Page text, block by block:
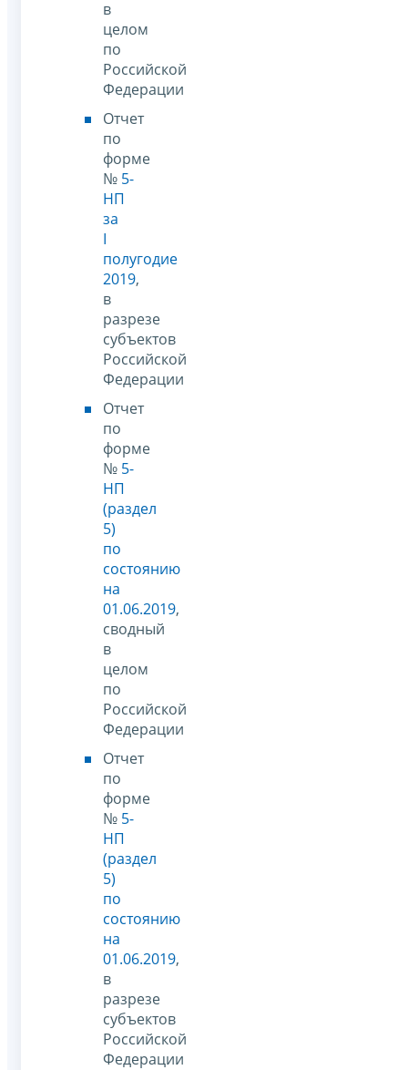
в
целом
по
Российской
Федерации
Отчет
по
форме
№ 5-
НП
за
I
полугодие
2019,
в
разрезе
субъектов
Российской
Федерации
Отчет
по
форме
№ 5-
НП
(раздел
5)
по
состоянию
на
01.06.2019,
сводный
в
целом
по
Российской
Федерации
Отчет
по
форме
№ 5-
НП
(раздел
5)
по
состоянию
на
01.06.2019,
в
разрезе
субъектов
Российской
Федерации